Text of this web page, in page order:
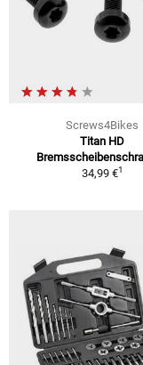
Screws4Bikes
Titan HD
34,99 €1